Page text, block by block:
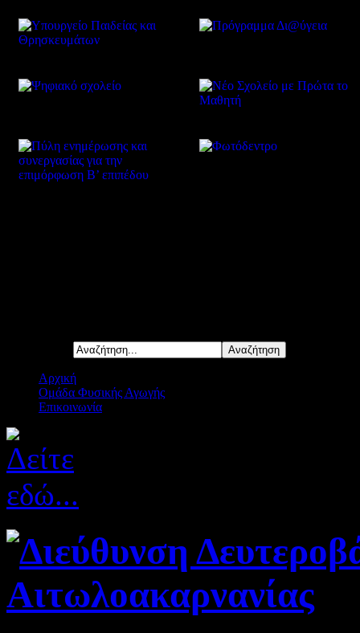
Αρχική
Ομάδα Φυσικής Αγωγής
Επικοινωνία